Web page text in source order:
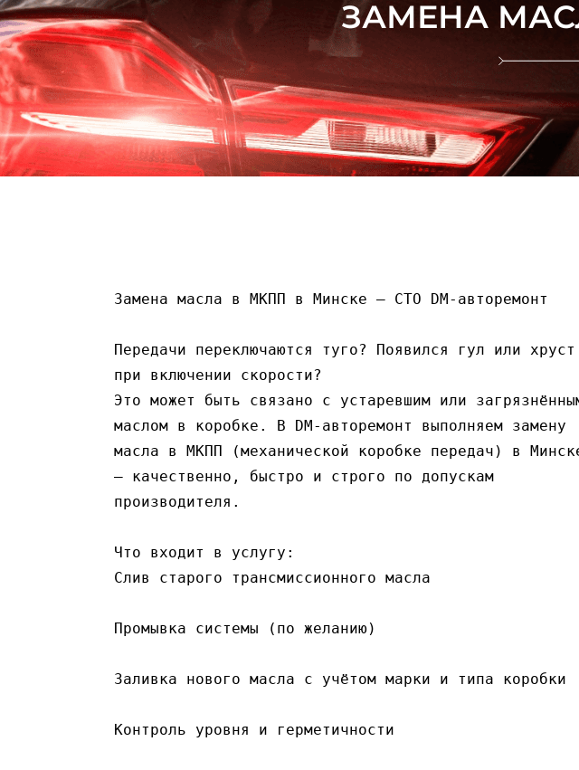
ЗАМЕНА
Замена масла в МКПП в Минске — СТО DM-авторемонт
Передачи переключаются туго? Появился гул или хруст
при включении скорости?
Это может быть связано с устаревшим или
маслом в коробке. В DM-авторемонт выполняем замену
масла в МКПП (механической коробке передач) в
— качественно, быстро и строго по допускам
производителя.
Что входит в услугу:
Слив старого трансмиссионного масла
Промывка системы (по желанию)
Заливка нового масла с учётом марки и типа коробки
Контроль уровня и герметичности